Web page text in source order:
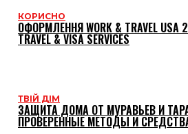
КОРИСНО
ОФОРМЛЕННЯ WORK & TRAVEL
TRAVEL & VISA SERVICES
ТВІЙ ДІМ
ЗАЩИТА ДОМА ОТ МУРАВЬЕВ И
ПРОВЕРЕННЫЕ МЕТОДЫ И